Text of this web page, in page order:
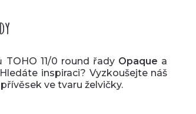
11/0 round řady Opaque a
inspiraci? Vyzkoušejte náš
ve tvaru želvičky.